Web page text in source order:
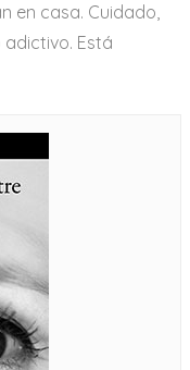
en casa. Cuidado,
Está